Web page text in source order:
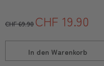
CHF 69.90CHF 19.90
In den Warenkorb